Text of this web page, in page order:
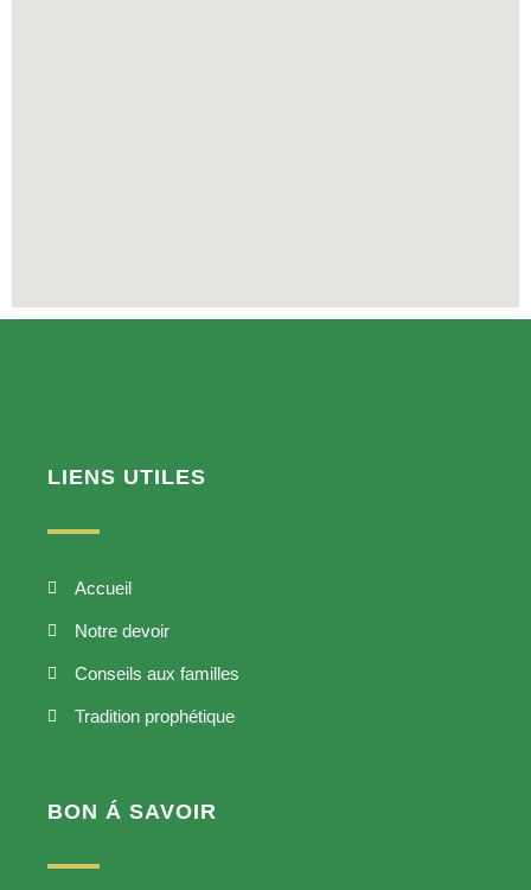
LIENS UTILES
Accueil
Notre devoir
Conseils aux familles
Tradition prophétique
BON Á SAVOIR